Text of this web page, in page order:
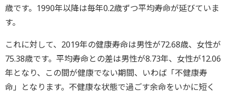
歳です。1990年以降は毎年0.2歳ずつ平均寿命が延びていま
す。
これに対して、2019年の健康寿命は男性が72.68歳、女性が
75.38歳です。平均寿命との差は男性が8.73年、女性が12.06
年となり、この間が健康でない期間、いわば「不健康寿
命」となります。不健康な状態で過ごす余命をいかに短く